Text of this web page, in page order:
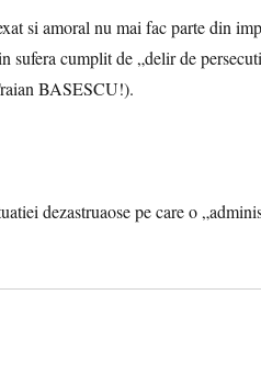
si amoral nu mai fac parte din
sufera cumplit de „delir de
BASESCU!).
dezastruaose pe care o